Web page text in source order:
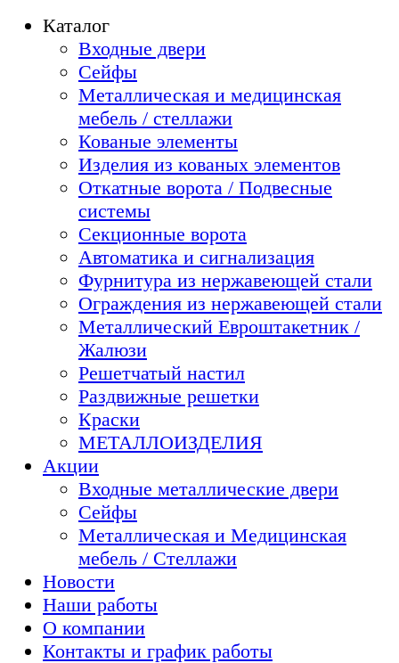
Каталог
Входные двери
Сейфы
Металлическая и медицинская
мебель / стеллажи
Кованые элементы
Изделия из кованых элементов
Откатные ворота / Подвесные
системы
Секционные ворота
Автоматика и сигнализация
Фурнитура из нержавеющей стали
Ограждения из нержавеющей стали
Металлический Евроштакетник /
Жалюзи
Решетчатый настил
Раздвижные решетки
Краски
МЕТАЛЛОИЗДЕЛИЯ
Акции
Входные металлические двери
Сейфы
Металлическая и Медицинская
мебель / Стеллажи
Новости
Наши работы
О компании
Контакты и график работы